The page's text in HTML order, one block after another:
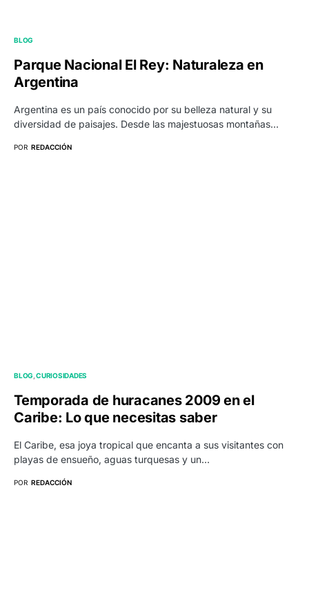
BLOG
Parque Nacional El Rey: Naturaleza en
Argentina
Argentina es un país conocido por su belleza natural y su
diversidad de paisajes. Desde las majestuosas montañas…
POR REDACCIÓN
BLOG CURIOSIDADES
Temporada de huracanes 2009 en el
Caribe: Lo que necesitas saber
El Caribe, esa joya tropical que encanta a sus visitantes con
playas de ensueño, aguas turquesas y un…
POR REDACCIÓN